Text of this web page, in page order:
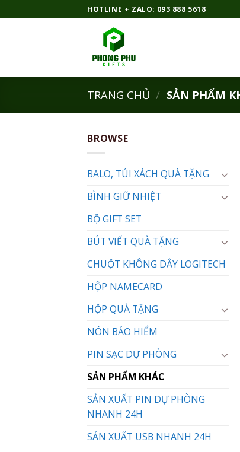
qua
HOTLINE + ZALO: 093 888 5618
TRANG CHỦ / SẢN PHẨM
BROWSE
BALO, TÚI XÁCH QUÀ TẶNG
BÌNH GIỮ NHIỆT
BỘ GIFT SET
BÚT VIẾT QUÀ TẶNG
CHUỘT KHÔNG DÂY LOGITECH
HỘP NAMECARD
HỘP QUÀ TẶNG
NÓN BẢO HIỂM
PIN SẠC DỰ PHÒNG
SẢN PHẨM KHÁC
SẢN XUẤT PIN DỰ PHÒNG
NHANH 24H
SẢN XUẤT USB NHANH 24H